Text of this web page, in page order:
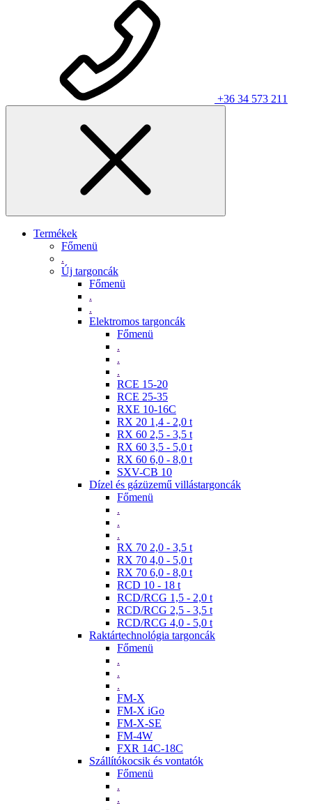
+36 34 573 211
Termékek
Főmenü
.
Új targoncák
Főmenü
.
.
Elektromos targoncák
Főmenü
.
.
.
RCE 15-20
RCE 25-35
RXE 10-16C
RX 20 1,4 - 2,0 t
RX 60 2,5 - 3,5 t
RX 60 3,5 - 5,0 t
RX 60 6,0 - 8,0 t
SXV-CB 10
Dízel és gázüzemű villástargoncák
Főmenü
.
.
.
RX 70 2,0 - 3,5 t
RX 70 4,0 - 5,0 t
RX 70 6,0 - 8,0 t
RCD 10 - 18 t
RCD/RCG 1,5 - 2,0 t
RCD/RCG 2,5 - 3,5 t
RCD/RCG 4,0 - 5,0 t
Raktártechnológia targoncák
Főmenü
.
.
.
FM-X
FM-X iGo
FM-X-SE
FM-4W
FXR 14C-18C
Szállítókocsik és vontatók
Főmenü
.
.